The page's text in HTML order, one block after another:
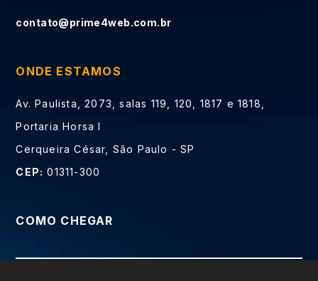
contato@prime4web.com.br
ONDE ESTAMOS
Av. Paulista, 2073, salas 119, 120, 1817 e 1818,
Portaria Horsa I
Cerqueira César, São Paulo - SP
CEP: 01311-300
COMO CHEGAR